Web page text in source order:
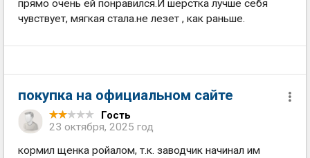
прямо очень ей понравился.И шерстка лучше себя
чувствует, мягкая стала.не лезет , как раньше.
покупка на официальном сайте
Гость
23 октября, 2025 год
кормил щенка ройалом, т.к. заводчик начинал им